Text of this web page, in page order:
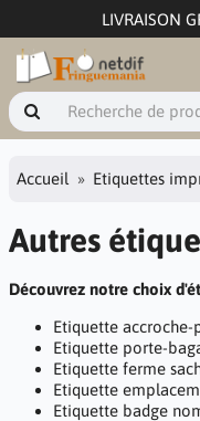
LIVRAISON
Accueil Etiquettes
Autres
Découvrez notre choix
Etiquette accroche-
Etiquette porte-
Etiquette ferme
Etiquette
Etiquette badge